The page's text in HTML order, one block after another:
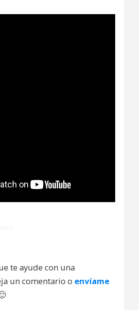
te ayude con una
un comentario o envíame